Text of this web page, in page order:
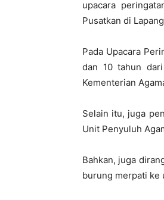
upacara
Pusatkan di
Pada Upacara
dan 10 tahun
Kementerian
Selain itu, juga
Unit Penyuluh
Bahkan, juga
burung merpati ke